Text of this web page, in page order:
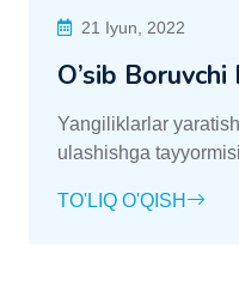
21 Iyun, 2022
O’sib
Yangiliklarlar
ulashishga
TO'LIQ O'QISH